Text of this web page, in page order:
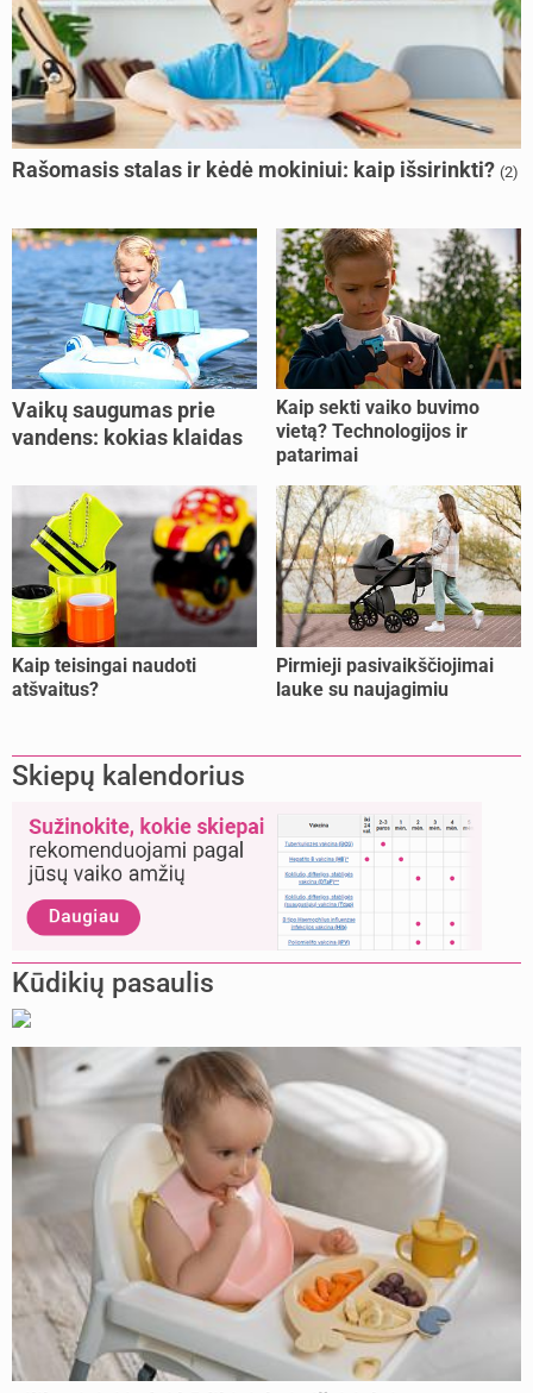
Rašomasis stalas ir kėdė mokiniui: kaip išsirinkti? (2)
Vaikų saugumas prie
vandens: kokias klaidas
Kaip sekti vaiko buvimo
vietą? Technologijos ir
patarimai
Kaip teisingai naudoti
atšvaitus?
Pirmieji pasivaikščiojimai
lauke su naujagimiu
Skiepų kalendorius
Kūdikių pasaulis